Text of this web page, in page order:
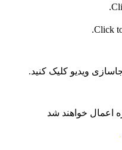
کلیک کنید.
شد